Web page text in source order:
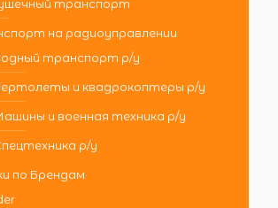
транспорт
на радиоуправлении
транспорт р/у
и квадрокоптеры р/у
и военная техника р/у
р/у
по Брендам